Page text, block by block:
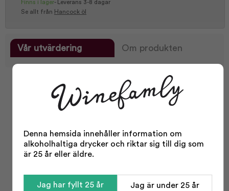
Finns i lager-
Leverans 3-8 dagar
Se allt från Hancock öl
Vår utvärdering Om produkten
Facts
Odling: Konventionell
Storlek: 330 ml
Korkvariant: Kapsyl
Denna hemsida innehåller information om
alkoholhaltiga drycker och riktar sig till dig som
är 25 år eller äldre.
Jag har fyllt 25 år Jag är under 25 år